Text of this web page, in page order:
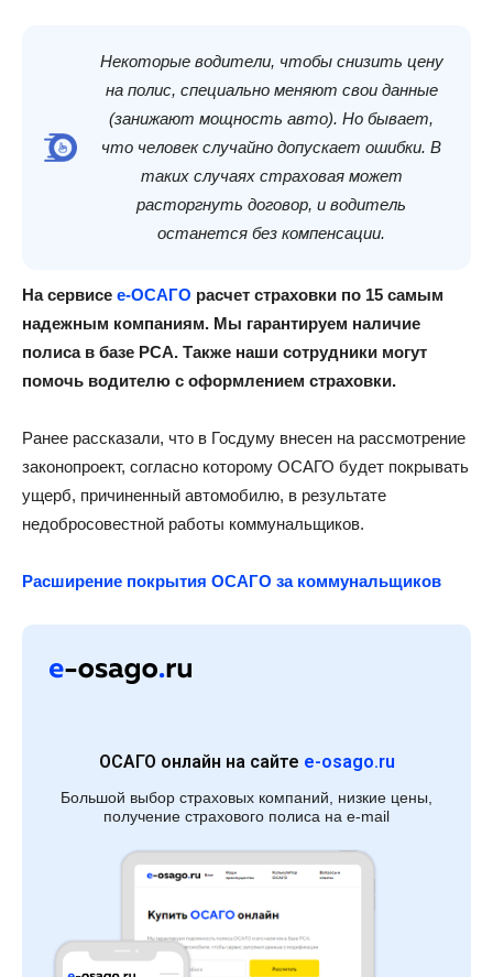
Некоторые водители, чтобы снизить цену
на полис, специально меняют свои данные
(занижают мощность авто). Но бывает,
что человек случайно допускает ошибки. В
таких случаях страховая может
расторгнуть договор, и водитель
останется без компенсации.
На сервисе е-ОСАГО расчет страховки по 15 самым
надежным компаниям. Мы гарантируем наличие
полиса в базе РСА. Также наши сотрудники могут
помочь водителю с оформлением страховки.
Ранее рассказали, что в Госдуму внесен на рассмотрение
законопроект, согласно которому ОСАГО будет покрывать
ущерб, причиненный автомобилю, в результате
недобросовестной работы коммунальщиков.
Расширение покрытия ОСАГО за коммунальщиков
ОСАГО онлайн на сайте e-osago.ru
Большой выбор страховых компаний, низкие цены,
получение страхового полиса на e-mail